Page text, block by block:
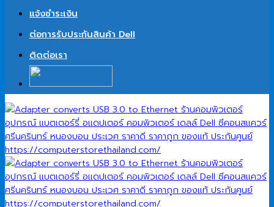
แจ้งชำระเงิน
ต่อการรับประกันสินค้า Dell
ติดต่อเรา